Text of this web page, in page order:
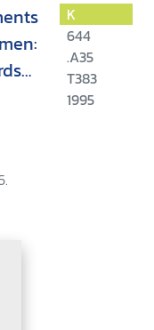
K
644
.A35
T383
1995